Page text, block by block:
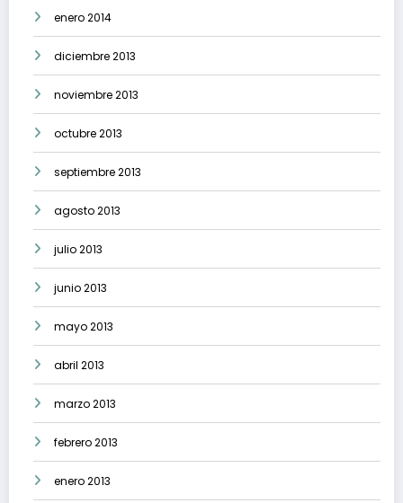
enero 2014
diciembre 2013
noviembre 2013
octubre 2013
septiembre 2013
agosto 2013
julio 2013
junio 2013
mayo 2013
abril 2013
marzo 2013
febrero 2013
enero 2013